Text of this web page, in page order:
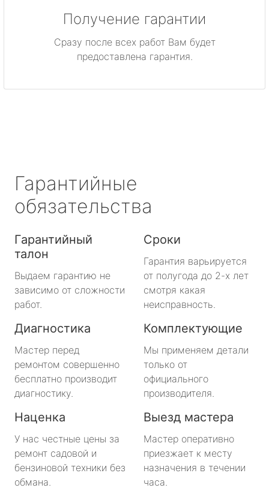
Получение гарантии
Сразу после всех работ Вам будет
предоставлена гарантия.
Гарантийные
обязательства
Гарантийный
талон
Выдаем гарантию не
зависимо от сложности
работ.
Сроки
Гарантия варьируется
от полугода до 2-х лет
смотря какая
неисправность.
Диагностика
Мастер перед
ремонтом совершенно
бесплатно производит
диагностику.
Комплектующие
Мы применяем детали
только от
официального
производителя.
Наценка
У нас честные цены за
ремонт садовой и
бензиновой техники без
обмана.
Выезд мастера
Мастер оперативно
приезжает к месту
назначения в течении
часа.